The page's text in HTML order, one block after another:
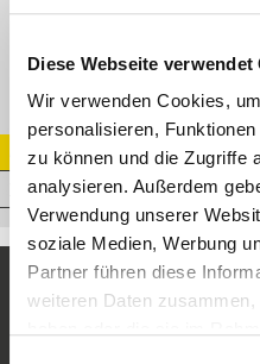
Diese Webseite verwendet
Wir verwenden Cookies,
personalisieren,
zu können und die Zugriffe
analysieren. Außerdem
Verwendung unserer
soziale Medien, Werbung
Partner führen diese
weiteren Daten
Artikel Nr.
V.TS20